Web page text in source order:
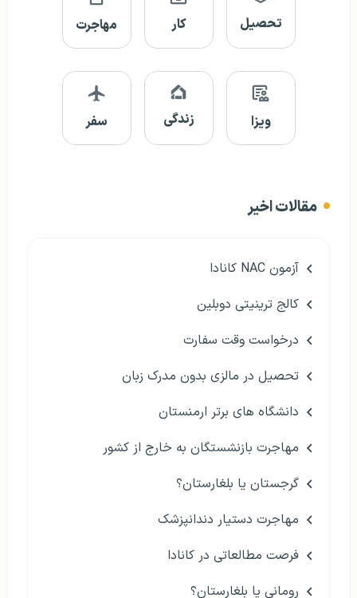
تحصیل کار مهاجرت
ویزا زندگی سفر
مقالات اخیر
آزمون NAC کانادا
کالج ترینیتی دوبلین
درخواست وقت سفارت
تحصیل در مالزی بدون مدرک زبان
دانشگاه های برتر ارمنستان
مهاجرت بازنشستگان به خارج از کشور
گرجستان یا بلغارستان؟
مهاجرت دستیار دندانپزشک
فرصت مطالعاتی در کانادا
رومانی یا بلغارستان؟